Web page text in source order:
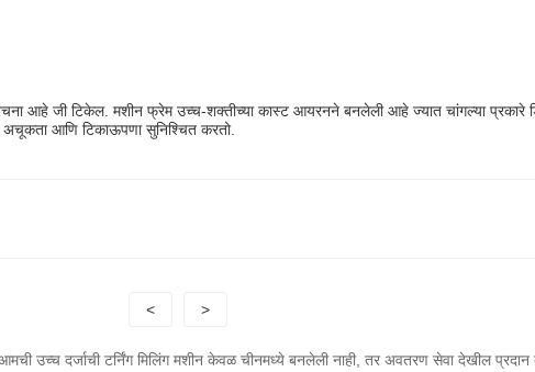
आहे जी टिकेल. मशीन फ्रेम उच्च-शक्तीच्या कास्ट आयरनने बनलेली आहे ज्यात चांगल्या
अचूकता आणि टिकाऊपणा सुनिश्चित करतो.
< >
उच्च दर्जाची टर्निंग मिलिंग मशीन केवळ चीनमध्ये बनलेली नाही, तर अवतरण सेवा देखील